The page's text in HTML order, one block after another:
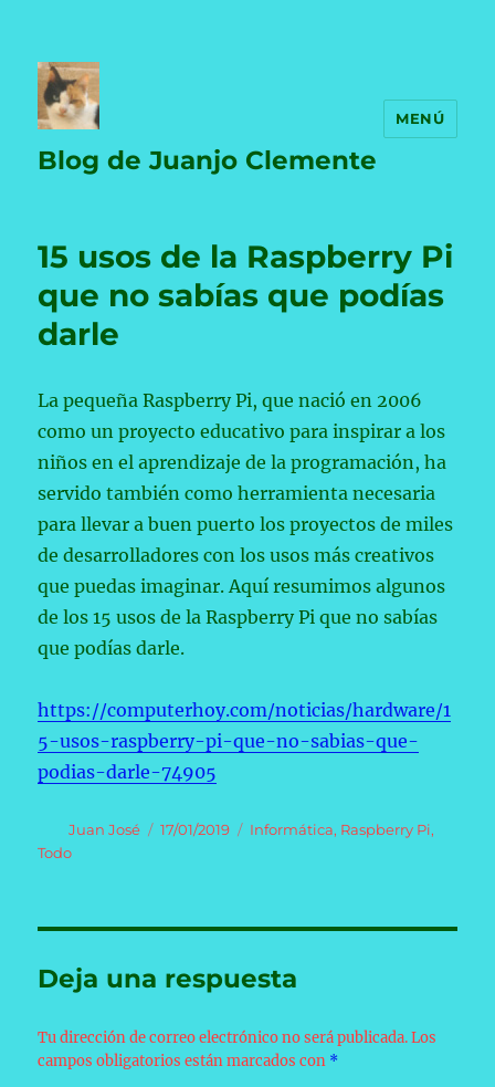
Blog de Juanjo Clemente
MENÚ
15 usos de la Raspberry Pi
que no sabías que podías
darle
La pequeña Raspberry Pi, que nació en 2006
como un proyecto educativo para inspirar a los
niños en el aprendizaje de la programación, ha
servido también como herramienta necesaria
para llevar a buen puerto los proyectos de miles
de desarrolladores con los usos más creativos
que puedas imaginar. Aquí resumimos algunos
de los 15 usos de la Raspberry Pi que no sabías
que podías darle.
https://computerhoy.com/noticias/hardware/1
5-usos-raspberry-pi-que-no-sabias-que-
podias-darle-74905
Autor
Juan José
Publicado
17/01/2019 Categorías
Informática, Raspberry Pi,
Todo
Deja una respuesta
Tu dirección de correo electrónico no será publicada. Los
campos obligatorios están marcados con *